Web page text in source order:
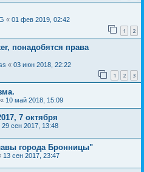
« 01 фев 2019, 02:42
1 2
понадобятся права
« 03 июн 2018, 22:22
1 2 3
« 10 май 2018, 15:09
7 октября
29 сен 2017, 13:48
города Бронницы"
13 сен 2017, 23:47